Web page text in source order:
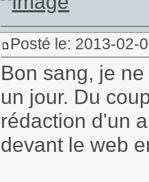
Posté le: 2013-02-
Bon sang, je
un jour. Du
rédaction d'un
devant le web